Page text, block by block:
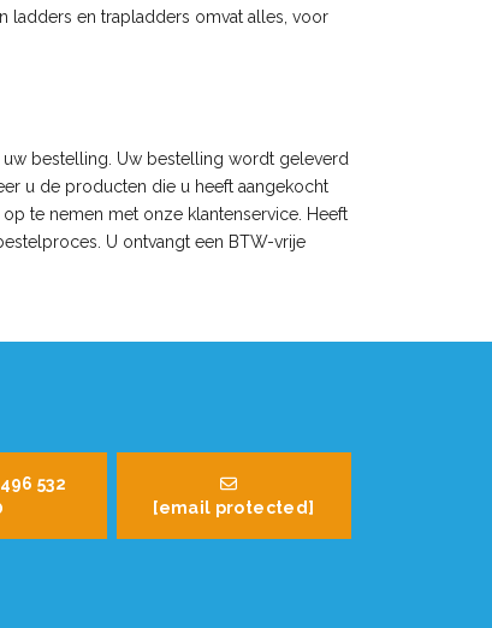
ladders en trapladders omvat alles, voor
bestelling. Uw bestelling wordt geleverd
u de producten die u heeft aangekocht
te nemen met onze klantenservice. Heeft
U ontvangt een BTW-vrije
532
[email protected]